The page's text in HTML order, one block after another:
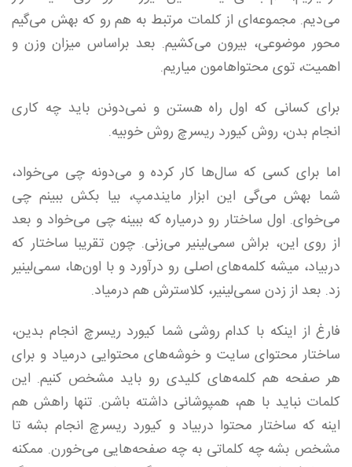
می‌دیم. مجموعه‌ای از کلمات مرتبط به‌ هم رو که بهش می‌گیم
محور موضوعی، بیرون می‌کشیم. بعد براساس میزان وزن و
اهمیت، توی محتواهامون میاریم.
برای کسانی که اول راه هستن و نمی‌دونن باید چه کاری
انجام بدن، روش کیورد ریسرچ روش خوبیه.
اما برای کسی که سال‌ها کار کرده و می‌دونه چی می‌خواد،
شما بهش می‌گی این ابزار مایند‌مپ، بیا بکش ببینم چی
می‌خوای. اول ساختار رو درمیاره که ببینه چی می‌خواد و بعد
از روی این، براش سمی‌لینیر می‌زنی. چون تقریبا ساختار که
دربیاد، میشه کلمه‌های اصلی رو درآورد و با اون‌ها،‌ سمی‌لینیر
زد. بعد از زدن سمی‌لینیر، کلاسترش هم درمیاد.
فارغ از اینکه با کدام روشی شما کیورد ریسرچ انجام بدین،
ساختار محتوای سایت و خوشه‌های محتوایی درمیاد و برای
هر صفحه هم کلمه‌های کلیدی رو باید مشخص کنیم. این
کلمات نباید با هم، همپوشانی داشته باشن. تنها راهش هم
اینه که ساختار محتوا دربیاد و کیورد ریسرچ انجام بشه تا
مشخص بشه چه کلماتی به چه صفحه‌هایی می‌خورن. ممکنه